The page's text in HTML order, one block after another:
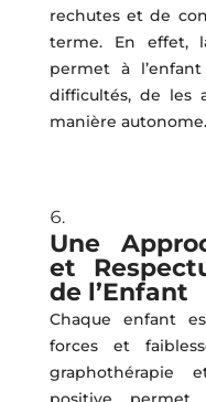
rechutes et de
terme. En effet,
permet à
difficultés, de les
manière autonome.
Une
et
de l’Enfant
Chaque enfant
forces et
graphothérapie